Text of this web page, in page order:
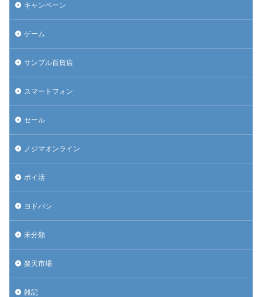
キャンペーン
ゲーム
サンプル百貨店
スマートフォン
セール
ノジマオンライン
ポイ活
ヨドバシ
未分類
楽天市場
雑記